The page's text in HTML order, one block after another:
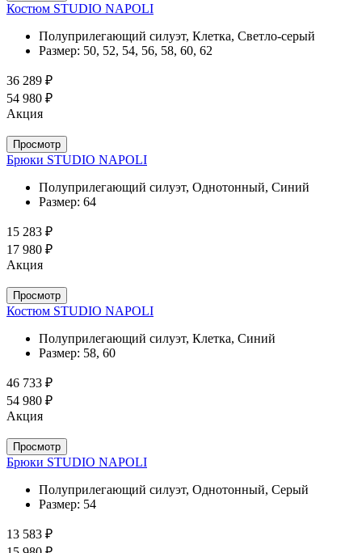
Костюм STUDIO NAPOLI
Полуприлегающий силуэт, Клетка, Светло-серый
Размер: 50, 52, 54, 56, 58, 60, 62
36 289 ₽
54 980 ₽
Акция
Просмотр
Брюки STUDIO NAPOLI
Полуприлегающий силуэт, Однотонный, Синий
Размер: 64
15 283 ₽
17 980 ₽
Акция
Просмотр
Костюм STUDIO NAPOLI
Полуприлегающий силуэт, Клетка, Синий
Размер: 58, 60
46 733 ₽
54 980 ₽
Акция
Просмотр
Брюки STUDIO NAPOLI
Полуприлегающий силуэт, Однотонный, Серый
Размер: 54
13 583 ₽